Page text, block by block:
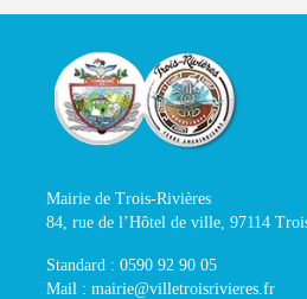
Mairie de Trois-Rivières
84, rue de l’Hôtel de ville, 97114
Standard : 0590 92 90 05
Mail : mairie@villetroisrivieres.fr